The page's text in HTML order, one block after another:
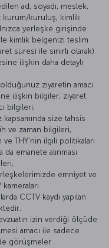
ad, soyadı, meslek,
kurum/kuruluş, kimlik
yerleşke girişinde
kimlik belgenizi teslim
süresi ile sınırlı olarak)
ilişkin daha detaylı
ziyaretin amacı
ilişkin bilgiler, ziyaret
bilgileri,
kapsamında size tahsis
ve zaman bilgileri,
THY’nin ilgili politikaları
da emanete alınması
emniyet ve
CCTV kaydı yapılan
izin verdiği ölçüde
amacı ile sadece
görüşmeler